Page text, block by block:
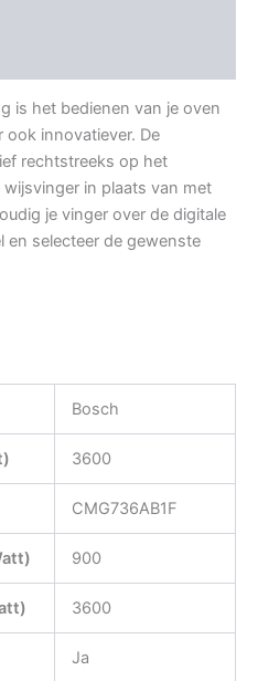
is het bedienen van je oven
ook innovatiever. De
rechtstreeks op het
in plaats van met
je vinger over de digitale
en selecteer de gewenste
Bosch
3600
CMG736AB1F
900
3600
Ja